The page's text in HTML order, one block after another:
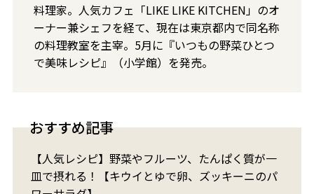
料理家。人気カフェ「LIKE LIKE KITCHEN」のオ
ーナー兼シェフを経て、現在は東京都内で同名称
の料理教室を主宰。5月に『いつもの野菜ひとつ
で美味レシピ』（小学館）を発売。
おすすめ記事
【人気レシピ】野菜やフルーツ、たんぱく質が一
皿で摂れる！【キウイとゆで卵、ズッキーニのパ